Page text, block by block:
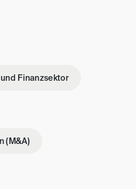
und Finanzsektor
(M&A)